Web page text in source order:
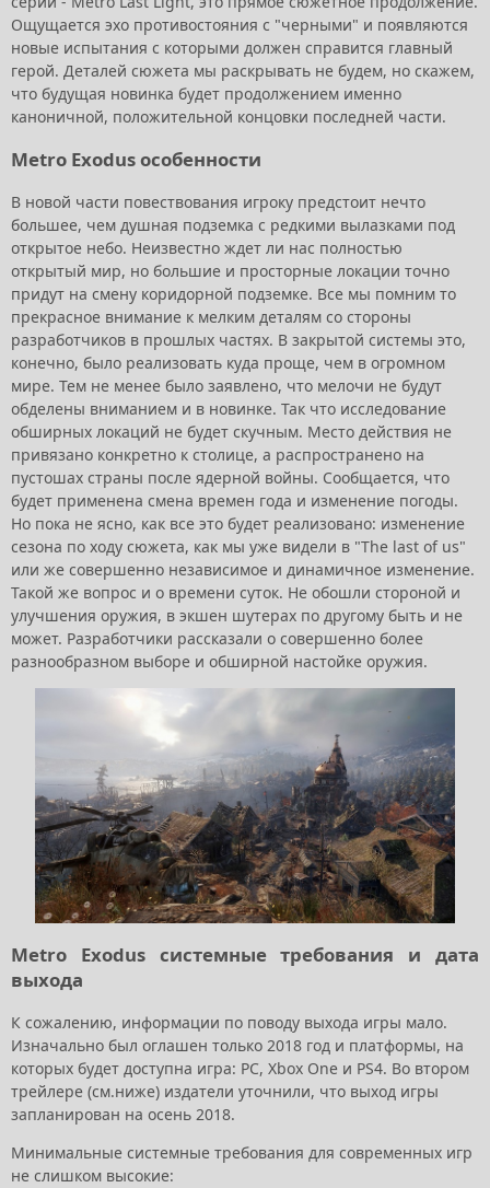
Ощущается эхо противостояния с "черными" и появляются
новые испытания с которыми должен справится главный
герой. Деталей сюжета мы раскрывать не будем, но скажем,
что будущая новинка будет продолжением именно
каноничной, положительной концовки последней части.
Metro Exodus особенности
В новой части повествования игроку предстоит нечто
большее, чем душная подземка с редкими вылазками под
открытое небо. Неизвестно ждет ли нас полностью
открытый мир, но большие и просторные локации точно
придут на смену коридорной подземке. Все мы помним то
прекрасное внимание к мелким деталям со стороны
разработчиков в прошлых частях. В закрытой системы это,
конечно, было реализовать куда проще, чем в огромном
мире. Тем не менее было заявлено, что мелочи не будут
обделены вниманием и в новинке. Так что исследование
обширных локаций не будет скучным. Место действия не
привязано конкретно к столице, а распространено на
пустошах страны после ядерной войны. Сообщается, что
будет применена смена времен года и изменение погоды.
Но пока не ясно, как все это будет реализовано: изменение
сезона по ходу сюжета, как мы уже видели в "The last of us"
или же совершенно независимое и динамичное изменение.
Такой же вопрос и о времени суток. Не обошли стороной и
улучшения оружия, в экшен шутерах по другому быть и не
может. Разработчики рассказали о совершенно более
разнообразном выборе и обширной настойке оружия.
Metro Exodus системные требования и дата
выхода
К сожалению, информации по поводу выхода игры мало.
Изначально был оглашен только 2018 год и платформы, на
которых будет доступна игра: PC, Xbox One и PS4. Во втором
трейлере (см.ниже) издатели уточнили, что выход игры
запланирован на осень 2018.
Минимальные системные требования для современных игр
не слишком высокие: